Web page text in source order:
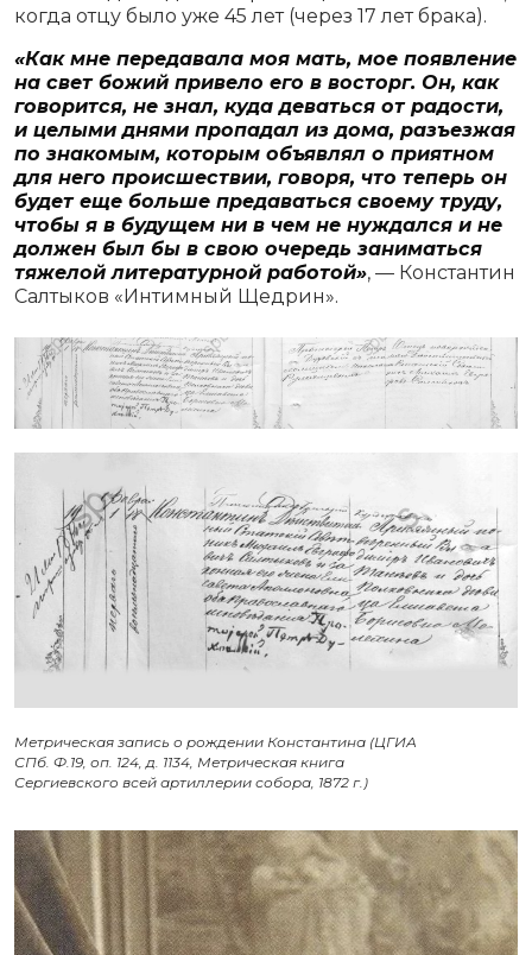
когда отцу было уже 45 лет (через 17 лет брака).
«Как мне передавала моя мать, мое появление
на свет божий привело его в восторг. Он, как
говорится, не знал, куда деваться от радости,
и целыми днями пропадал из дома, разъезжая
по зна­комым, которым объявлял о приятном
для него проис­шествии, говоря, что теперь он
будет еще больше предаваться своему труду,
чтобы я в будущем ни в чем не нуждался и не
должен был бы в свою очередь заниматься
тяжелой литературной работой», — Константин
Салтыков «Интимный Щедрин».
Метрическая запись о рождении Константина (ЦГИА
СПб. Ф.19, оп. 124, д. 1134, Метрическая книга
Сергиевского всей артиллерии собора, 1872 г.)